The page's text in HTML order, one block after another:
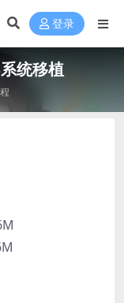
登录
统移植